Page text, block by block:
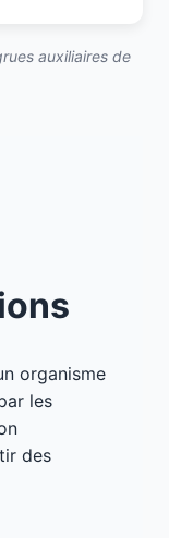
auxiliaires de
organisme
les
des